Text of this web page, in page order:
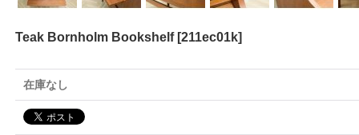
Teak Bornholm Bookshelf [211ec01k]
在庫なし